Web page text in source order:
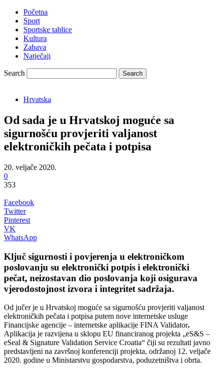
Početna
Sport
Sportske tablice
Kultura
Zabava
Natječaji
Search
Hrvatska
Od sada je u Hrvatskoj moguće sa
sigurnošću provjeriti valjanost
elektroničkih pečata i potpisa
20. veljače 2020.
0
353
Facebook
Twitter
Pinterest
VK
WhatsApp
Ključ sigurnosti i povjerenja u elektroničkom
poslovanju su elektronički potpis i elektronički
pečat, neizostavan dio poslovanja koji osigurava
vjerodostojnost izvora i integritet sadržaja.
Od jučer je u Hrvatskoj moguće sa sigurnošću provjeriti valjanost
elektroničkih pečata i potpisa putem nove internetske usluge
Financijske agencije – internetske aplikacije FINA Validator.
Aplikacija je razvijena u sklopu EU financiranog projekta „eS&S –
eSeal & Signature Validation Service Croatia“ čiji su rezultati javno
predstavljeni na završnoj konferenciji projekta, održanoj 12. veljače
2020. godine u Ministarstvu gospodarstva, poduzetništva i obrta.